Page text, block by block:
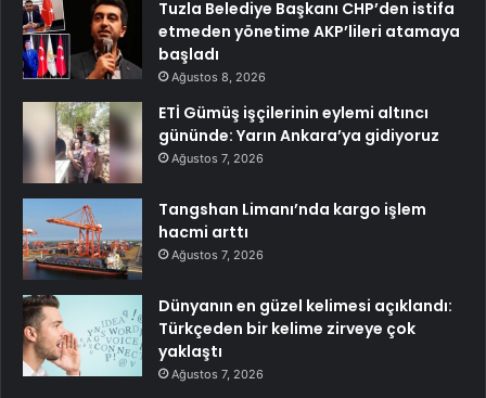
Tuzla Belediye Başkanı CHP’den istifa
etmeden yönetime AKP’lileri atamaya
başladı
Ağustos 8, 2026
ETİ Gümüş işçilerinin eylemi altıncı
gününde: Yarın Ankara’ya gidiyoruz
Ağustos 7, 2026
Tangshan Limanı’nda kargo işlem
hacmi arttı
Ağustos 7, 2026
Dünyanın en güzel kelimesi açıklandı:
Türkçeden bir kelime zirveye çok
yaklaştı
Ağustos 7, 2026